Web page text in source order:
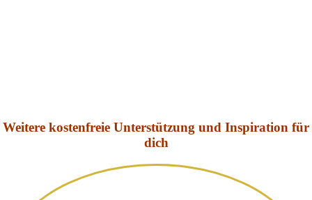
Weitere kostenfreie Unterstützung und Inspiration für
dich